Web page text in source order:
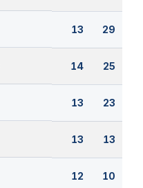
13 29
14 25
13 23
13 13
12 10